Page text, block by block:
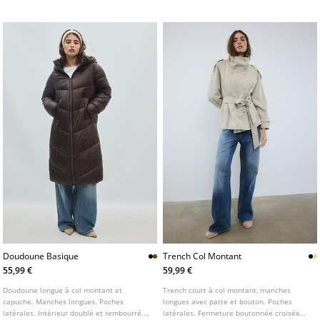
Doudoune Basique
55,99 €
Doudoune longue à col montant et
capuche. Manches longues. Poches
latérales. Intérieur doublé et rembourré.
Trench Col Montant
59,99 €
Trench court à col montant, manches
longues avec patte et bouton. Poches
latérales. Fermeture boutonnée croisée